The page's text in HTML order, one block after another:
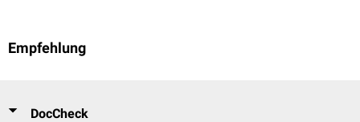
Empfehlung
DocCheck